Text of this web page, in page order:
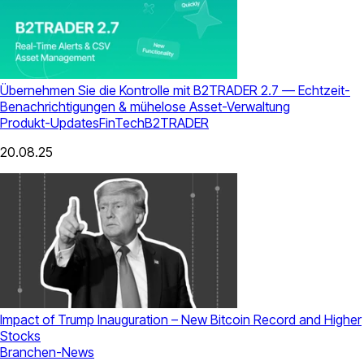
Übernehmen Sie die Kontrolle mit B2TRADER 2.7 — Echtzeit-
Benachrichtigungen & mühelose Asset-Verwaltung
Produkt-UpdatesFinTechB2TRADER
20.08.25
Impact of Trump Inauguration – New Bitcoin Record and Higher
Stocks
Branchen-News